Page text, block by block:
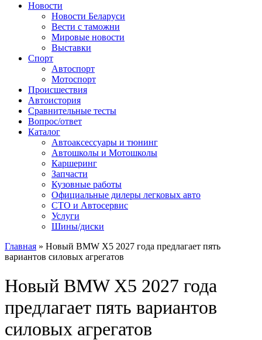
Сайт про автомобили
Новости
Новости Беларуси
Вести с таможни
Мировые новости
Выставки
Спорт
Автоспорт
Мотоспорт
Происшествия
Автоистория
Сравнительные тесты
Вопрос/ответ
Каталог
Автоакcессуары и тюнинг
Автошколы и Мотошколы
Каршеринг
Запчасти
Кузовные работы
Официальные дилеры легковых авто
СТО и Автосервис
Услуги
Шины/диски
Главная » Новый BMW X5 2027 года предлагает пять
вариантов силовых агрегатов
Новый BMW X5 2027 года
предлагает пять вариантов
силовых агрегатов